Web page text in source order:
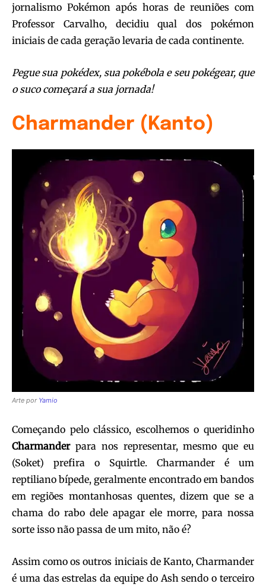
jornalismo Pokémon após horas de reuniões com
Professor Carvalho, decidiu qual dos pokémon
iniciais de cada geração levaria de cada continente.
Pegue sua pokédex, sua pokébola e seu pokégear, que
o suco começará a sua jornada!
Charmander (Kanto)
Arte por Yamio
Começando pelo clássico, escolhemos o queridinho
Charmanderpara nos representar, mesmo que eu
(Soket) prefira o Squirtle. Charmander é um
reptiliano bípede, geralmente encontrado em bandos
em regiões montanhosas quentes, dizem que se a
chama do rabo dele apagar ele morre, para nossa
sorte isso não passa de um mito, não é?
Assim como os outros iniciais de Kanto, Charmander
é uma das estrelas da equipe do Ash sendo o terceiro